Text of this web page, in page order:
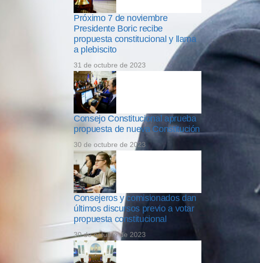
Próximo 7 de noviembre
Presidente Boric recibe
propuesta constitucional y llama
a plebiscito
31 de octubre de 2023
Consejo Constitucional aprueba
propuesta de nueva Constitución
30 de octubre de 2023
Consejeros y comisionados dan
últimos discursos previo a votar
propuesta constitucional
30 de octubre de 2023